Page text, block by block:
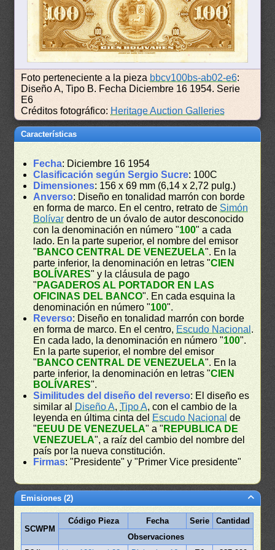
Foto perteneciente a la pieza bbcv100bs-ab02-e6:
Diseño A, Tipo B. Fecha Diciembre 16 1954. Serie
E6
Créditos fotográfico: Heritage Auction Galleries
Características
Fecha: Diciembre 16 1954
Clasificación según Sergio Sucre: 100C
Dimensiones: 156 x 69 mm (6,14 x 2,72 pulg.)
Anverso: Diseño en tonalidad marrón con borde
en forma de marco. En el centro, retrato de Simón
Bolívar dentro de un óvalo de autor desconocido
con la denominación en número "100" a cada
lado. En la parte superior, el nombre del emisor
" BANCO CENTRAL DE VENEZUELA". En la
parte inferior, la denominación en letras "CIEN
BOLÍVARES" y la cláusula de pago
" PAGADEROS AL PORTADOR EN LAS
OFICINAS DEL BANCO". En cada esquina la
denominación en número "100".
Reverso: Diseño en tonalidad marrón con borde
en forma de marco. En el centro, Escudo Nacional .
En cada lado, la denominación en número "100".
En la parte superior, el nombre del emisor
" BANCO CENTRAL DE VENEZUELA". En la
parte inferior, la denominación en letras "CIEN
BOLÍVARES".
Similitudes del diseño del reverso: El diseño es
similar al Diseño A,Tipo A, con el cambio de la
leyenda en última cinta del Escudo Nacional de
" EEUU DE VENEZUELA" a " REPUBLICA DE
VENEZUELA", a raíz del cambio del nombre del
país por la nueva constitución.
Firmas: "Presidente" y "Primer Vice presidente"
Emisiones (2)
SCWPM
Código Pieza Fecha Serie
Cantidad
Observaciones